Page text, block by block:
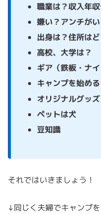
職業は？収入年
嫌い？アンチがい
出身は？住所はど
高校、大学は？
ギア（鉄板・ナ
キャンプを始め
オリジナルグッズ
ペットは犬
豆知識
それではいきましょう！
↓同じく夫婦でキャンプ